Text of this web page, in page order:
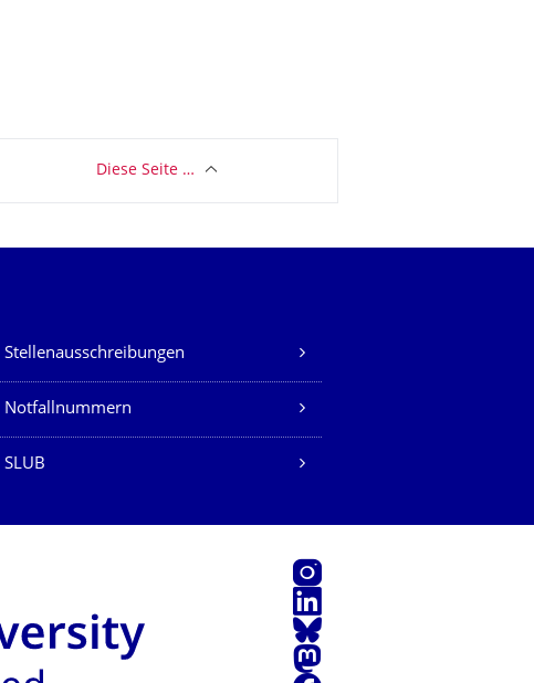
Diese Seite …
Stellenausschreibungen
Notfallnummern
SLUB
Instagram
LinkedIn
Bluesky
Mastodon